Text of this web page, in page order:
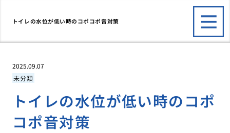
トイレの水位が低い時のコポコポ音対策
2025.09.07
未分類
トイレの水位が低い時のコポ
コポ音対策